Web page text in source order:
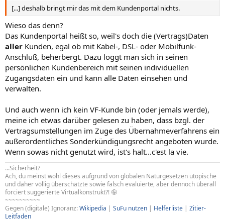
S
t
i
m
m
e
S
t
i
m
m
e
[...] deshalb bringt mir das mit dem Kundenportal nichts.
Wieso das denn?
Das Kundenportal heißt so, weil's doch die (Vertrags)Daten
aller Kunden, egal ob mit Kabel-, DSL- oder Mobilfunk-
Anschluß, beherbergt. Dazu loggt man sich in seinen
persönlichen Kundenbereich mit seinen individuellen
Zugangsdaten ein und kann alle Daten einsehen und
verwalten.
Und auch wenn ich kein VF-Kunde bin (oder jemals werde),
meine ich etwas darüber gelesen zu haben, dass bzgl. der
Vertragsumstellungen im Zuge des Übernahmeverfahrens ein
außerordentliches Sonderkündigungsrecht angeboten wurde.
Wenn sowas nicht genutzt wird, ist's halt...c'est la vie.
...Sicherheit?
Ach, du meinst wohl dieses aufgrund von globalen Naturgesetzen utopische
und daher völlig überschätzte sowie falsch evaluierte, aber dennoch überall
forciert suggerierte Virtualkonstrukt?! 🤪
~~~~~~~~~~
Gegen (digitale) Ignoranz:Wikipedia | SuFu nutzen | Helferliste | Zitier-
Leitfaden